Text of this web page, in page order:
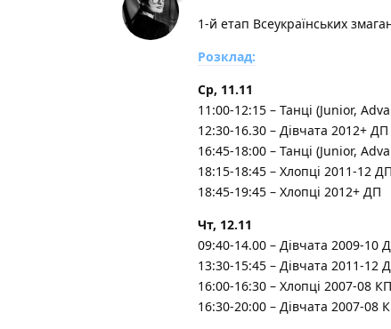
1-й етап Всеукраїнських
Розклад:
Ср, 11.11
11:00-12:15 – Танці (Junior,
12:30-16.30 – Дівчата 2012+ ДП
16:45-18:00 – Танці (Junior,
18:15-18:45 – Хлопці 2011-12 ДП
18:45-19:45 – Хлопці 2012+ ДП
Чт, 12.11
09:40-14.00 – Дівчата 2009-10
13:30-15:45 – Дівчата 2011-12
16:00-16:30 – Хлопці 2007-08 КП
16:30-20:00 – Дівчата 2007-08